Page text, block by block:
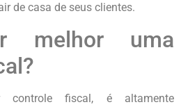
de casa de seus clientes.
melhor uma
controle fiscal, é altamente